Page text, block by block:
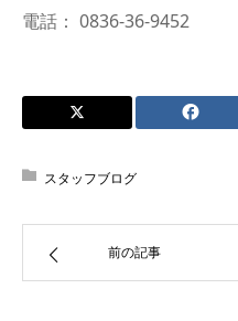
電話： 0836-36-9452
スタッフブログ
前の記事